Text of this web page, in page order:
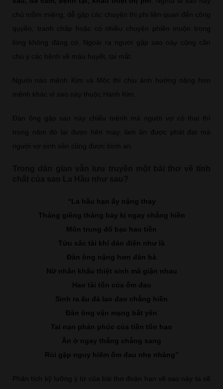
chủ mồm miệng, dễ gặp các chuyện thị phi liên quan đến công
quyền, tranh chấp hoặc có nhiều chuyện phiền muộn trong
lòng không đáng có. Ngoài ra người gặp sao này cũng cần
chú ý các bệnh về máu huyết, tai mắt.
Người nào mệnh Kim và Mộc thì chịu ảnh hưởng nặng hơn
mệnh khác vì sao này thuộc Hành Kim.
Đàn ông gặp sao này chiếu mệnh mà người vợ có thai thì
trong năm đó lại được hên may, làm ăn được phát đạt mà
người vợ sinh sản cũng được bình an.
“La hầu hạn ấy nặng thay
Tháng giêng tháng bảy kị ngay chẳng hiền
Môn trung đổ bạc hao tiền
Tửu sắc tài khí đảo điên như là
Đàn ông nặng hơn đàn bà
Nữ nhân khẩu thiệt sinh mà giận nhau
Hao tài tốn của ốm đau
Sinh ra ẩu đả lao đao chẳng hiền
Đàn ông vận mạng bất yên
Tai nạn phản phúc của tiền tốn hao
Ăn ở ngay thẳng chẳng sang
Rủi gặp nguy hiểm ốm đau nhẹ nhàng”
Phân tích kỹ lưỡng ý tứ của bài thơ đoán hạn về sao này ta sẽ